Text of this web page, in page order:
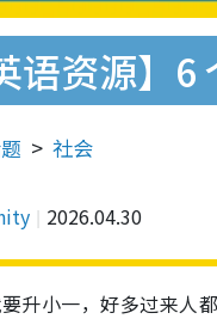
语资源】
社会
2026.04.30
升小一，好多过来人